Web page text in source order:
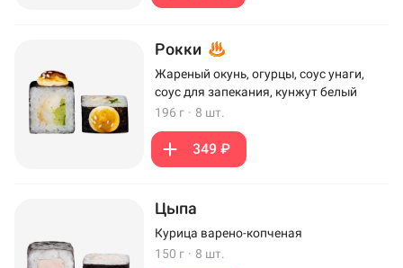
Рокки
Жареный окунь, огурцы, соус унаги,
соус для запекания, кунжут белый
196 г · 8 шт.
349 ₽
Цыпа
Курица варено-копченая
150 г · 8 шт.